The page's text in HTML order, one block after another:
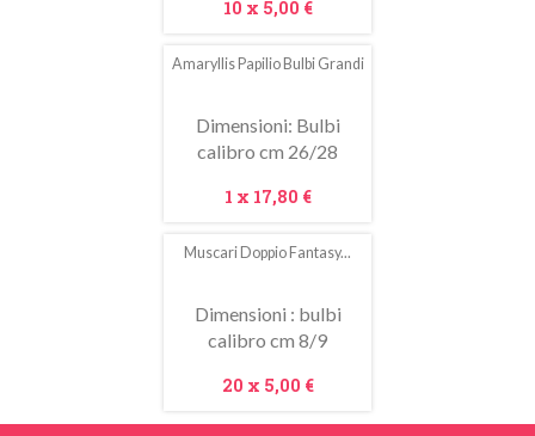
Prezzo
10 x 5,00 €
Amaryllis Papilio Bulbi Grandi
Dimensioni: Bulbi
calibro cm 26/28
Prezzo
1 x 17,80 €
Muscari Doppio Fantasy...
Dimensioni : bulbi
calibro cm 8/9
Prezzo
20 x 5,00 €